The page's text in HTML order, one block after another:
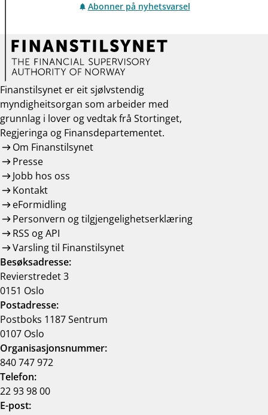
Abonner på nyhetsvarsel
Finanstilsynet er eit sjølvstendig
myndigheitsorgan som arbeider med
grunnlag i lover og vedtak frå Stortinget,
Regjeringa og Finansdepartementet.
Om Finanstilsynet
Presse
Jobb hos oss
Kontakt
eFormidling
Personvern og tilgjengelighetserklæring
RSS og API
Varsling til Finanstilsynet
Besøksadresse:
Revierstredet 3
0151 Oslo
Postadresse:
Postboks 1187 Sentrum
0107 Oslo
Organisasjonsnummer:
840 747 972
Telefon:
22 93 98 00
E-post: